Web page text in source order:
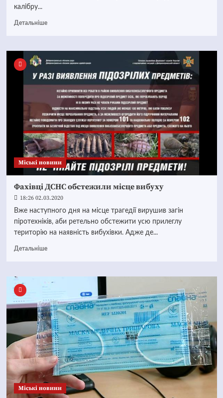
калібру...
Детальніше
Mіські новини
Фахівці ДСНС обстежили місце вибуху
18:26 02.03.2020
Вже наступного дня на місце трагедії вирушив загін
піротехніків, аби ретельно обстежити усю прилеглу
територію на наявність вибухівки. Адже де...
Детальніше
Mіські новини